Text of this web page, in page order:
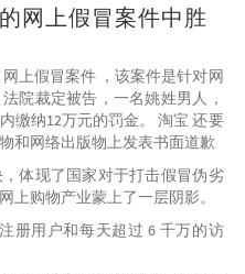
网上假冒案件中胜
上假冒案件 ，该案件是针对网
院裁定被告，一名姚姓男人，
缴纳12万元的罚金。 淘宝 还要
和网络出版物上发表书面道歉
体现了国家对于打击假冒伪劣
上购物产业蒙上了一层阴影。
册用户和每天超过 6 千万的访